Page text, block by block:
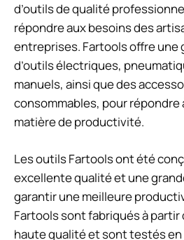
d’outils de qualité
répondre aux besoins des
entreprises. Fartools offre une
d’outils électriques,
manuels, ainsi que des
consommables, pour répondre
matière de productivité.
Les outils Fartools ont été
excellente qualité et une
garantir une meilleure
Fartools sont fabriqués à partir
haute qualité et sont testés